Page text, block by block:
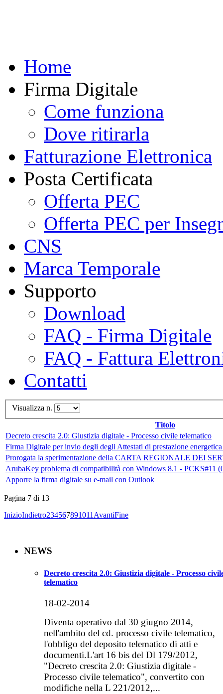
Home
Firma Digitale
Come funziona
Dove ritirarla
Fatturazione Elettronica
Posta Certificata
Offerta PEC
Offerta PEC per
CNS
Marca Temporale
Supporto
Download
FAQ - Firma Digitale
FAQ - Fattura
Contatti
Visualizza n.
Titolo
Decreto crescita 2.0: Giustizia digitale - Processo civile telematico
Firma Digitale per invio degli degli Attestati di prestazione
Prorogata la sperimentazione della CARTA REGIONALE DEI
ArubaKey problema di compatibilità con Windows 8.1 - PCKS#11
Apporre la firma digitale su e-mail con Outlook
Pagina 7 di 13
InizioIndietro234567891011 AvantiFine
NEWS
Decreto crescita 2.0: Giustizia digitale - Processo
telematico
18-02-2014
Diventa operativo dal 30 giugno 2014,
nell'ambito del cd. processo civile telematico,
l'obbligo del deposito telematico di atti e
documenti.L'art 16 bis del Dl 179/2012,
"Decreto crescita 2.0: Giustizia digitale -
Processo civile telematico", convertito con
modifiche nella L 221/2012,...